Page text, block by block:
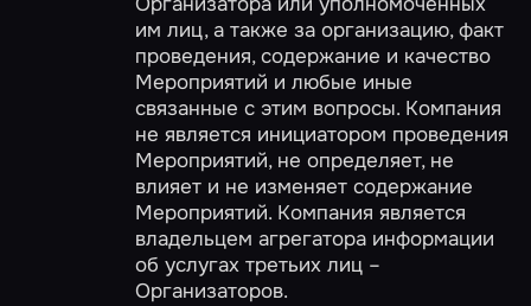
им лиц, а также за организацию, факт
проведения, содержание и качество
Мероприятий и любые иные
связанные с этим вопросы. Компания
не является инициатором проведения
Мероприятий, не определяет, не
влияет и не изменяет содержание
Мероприятий. Компания является
владельцем агрегатора информации
об услугах третьих лиц –
Организаторов.